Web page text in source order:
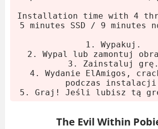
Uruchom instalator i
odpalenia – crack dodany
automatycznie.
Graj! Jeśli gra Ci się
zakup.
Wymagania
Installation time with 4
5 minutes SSD / 9 minutes
1. Wypakuj.
2. Wypal lub zamontuj
3. Zainstaluj grę.
4. Wydanie ElAmigos,
podczas
5. Graj! Jeśli lubisz tą
The Evil Within